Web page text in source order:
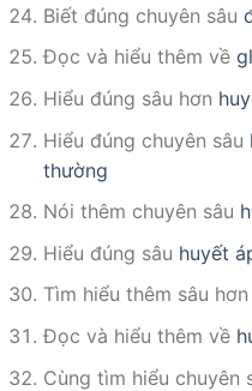
Biết đúng chuyên sâu
Đọc và hiểu thêm về
Hiểu đúng sâu hơn
Hiểu đúng chuyên sâu
thường
Nói thêm chuyên sâu
Hiểu đúng sâu huyết
Tìm hiểu thêm sâu hơn
Đọc và hiểu thêm về
Cùng tìm hiểu chuyên